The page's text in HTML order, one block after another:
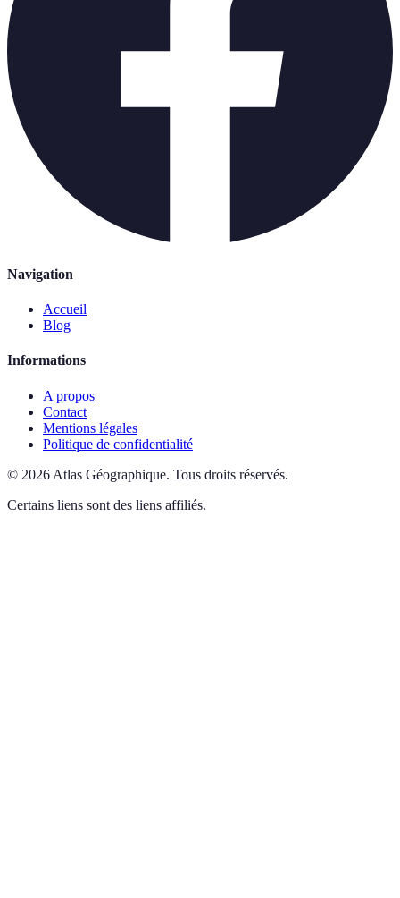
Navigation
Accueil
Blog
Informations
A propos
Contact
Mentions légales
Politique de confidentialité
© 2026 Atlas Géographique. Tous droits réservés.
Certains liens sont des liens affiliés.